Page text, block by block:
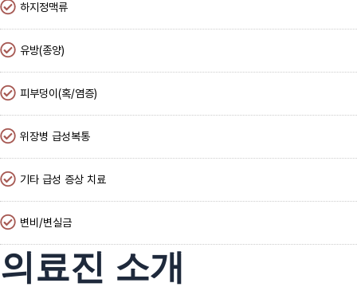
하지정맥류
유방(종양)
피부덩이(혹/염증)
위장병 급성복통
기타 급성 증상 치료
변비/변실금
의료진 소개